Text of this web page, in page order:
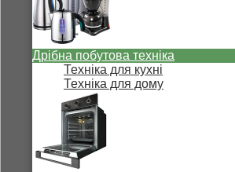
Дрібна побутова техніка
Техніка для кухні
Техніка для дому